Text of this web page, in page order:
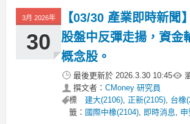
震盪之際，部分市場資
相對低基期的傳產股
間，尤其部分個股受惠
3月 2026年
30
【03/30 產業即時新聞
股盤中反彈走揚，資金
概念股。
最後更新於 2026.3.30 10:45
撰文者： CMoney 研究員
標
籤：
建大(2106), 正新(2105), 台橡
國際中橡(2104), 即時消息, 申